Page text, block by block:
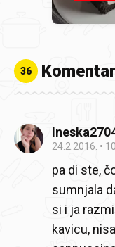
36
24.2.2016.
pa di ste,
sumnjala
si i ja
kavicu,